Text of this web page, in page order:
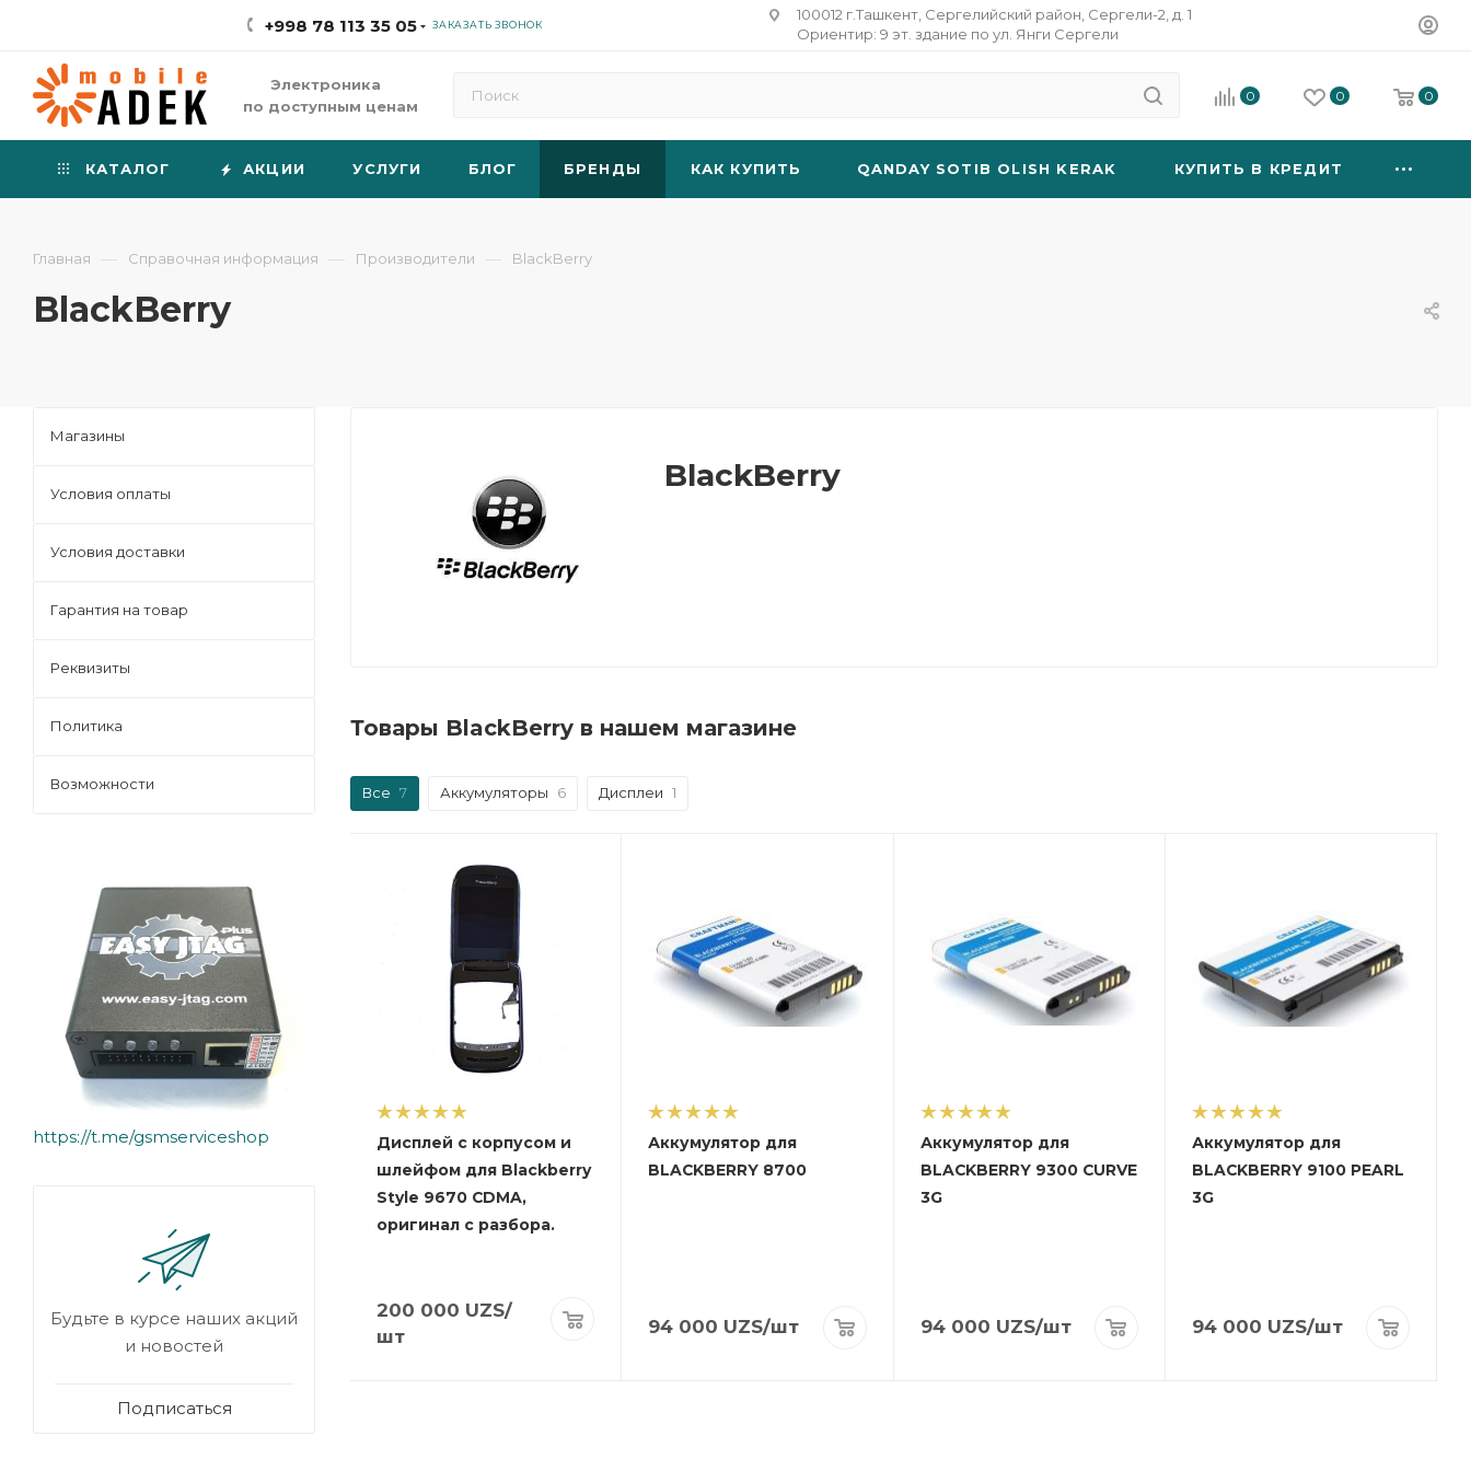
+998 78 113 35 05 ЗАКАЗАТЬ ЗВОНОК
100012 г.Ташкент, Сергелийский район, Сергели-2, д. 1
Ориентир: 9 эт. здание по ул. Янги Сергели
Электроника
по доступным ценам
0 0 0
КАТАЛОГ АКЦИИ УСЛУГИ БЛОГ БРЕНДЫ КАК КУПИТЬ QANDAY SOTIB OLISH KERAK КУПИТЬ В КРЕДИТ
Главная — Справочная информация — Производители — BlackBerry
BlackBerry
BlackBerry
Товары BlackBerry в нашем магазине
Все 7 Аккумуляторы 6 Дисплеи 1
Дисплей с корпусом и
шлейфом для Blackberry
Style 9670 CDMA,
оригинал с разбора.
200 000 UZS/
шт
Аккумулятор для
BLACKBERRY 8700
94 000 UZS/шт
Аккумулятор для
BLACKBERRY 9300 CURVE
3G
94 000 UZS/шт
Аккумулятор для
BLACKBERRY 9100 PEARL
3G
94 000 UZS/шт
Магазины
Условия оплаты
Условия доставки
Гарантия на товар
Реквизиты
Политика
Возможности
https://t.me/gsmserviceshop
Будьте в курсе наших акций
и новостей
Подписаться